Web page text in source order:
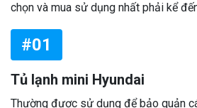
chọn và mua sử dụng nhất phải kể
#01
Tủ lạnh mini Hyundai
Thường được sử dụng để bảo quản